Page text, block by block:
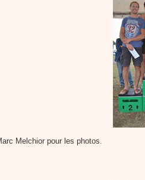
Melchior pour les photos.